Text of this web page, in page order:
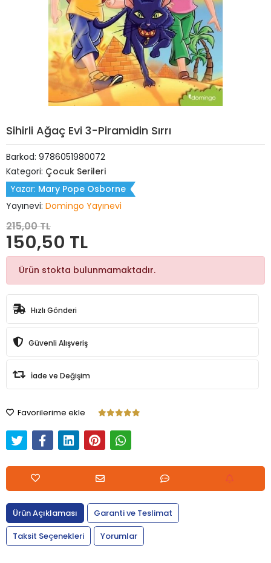
Sihirli Ağaç Evi 3-Piramidin Sırrı
Barkod: 9786051980072
Kategori: Çocuk Serileri
Yazar: Mary Pope Osborne
Yayınevi: Domingo Yayınevi
215,00 TL
150,50 TL
Ürün stokta bulunmamaktadır.
Hızlı Gönderi
Güvenli Alışveriş
İade ve Değişim
Favorilerime ekle
Ürün Açıklaması
Garanti ve Teslimat
Taksit Seçenekleri
Yorumlar